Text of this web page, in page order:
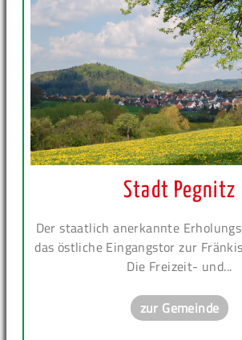
Stadt Pegnitz
Der staatlich anerkannte
das östliche Eingangstor zur
Die Freizeit- und...
zur Gemeinde